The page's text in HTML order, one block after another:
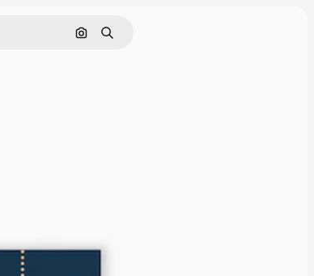
画像で検索
検索